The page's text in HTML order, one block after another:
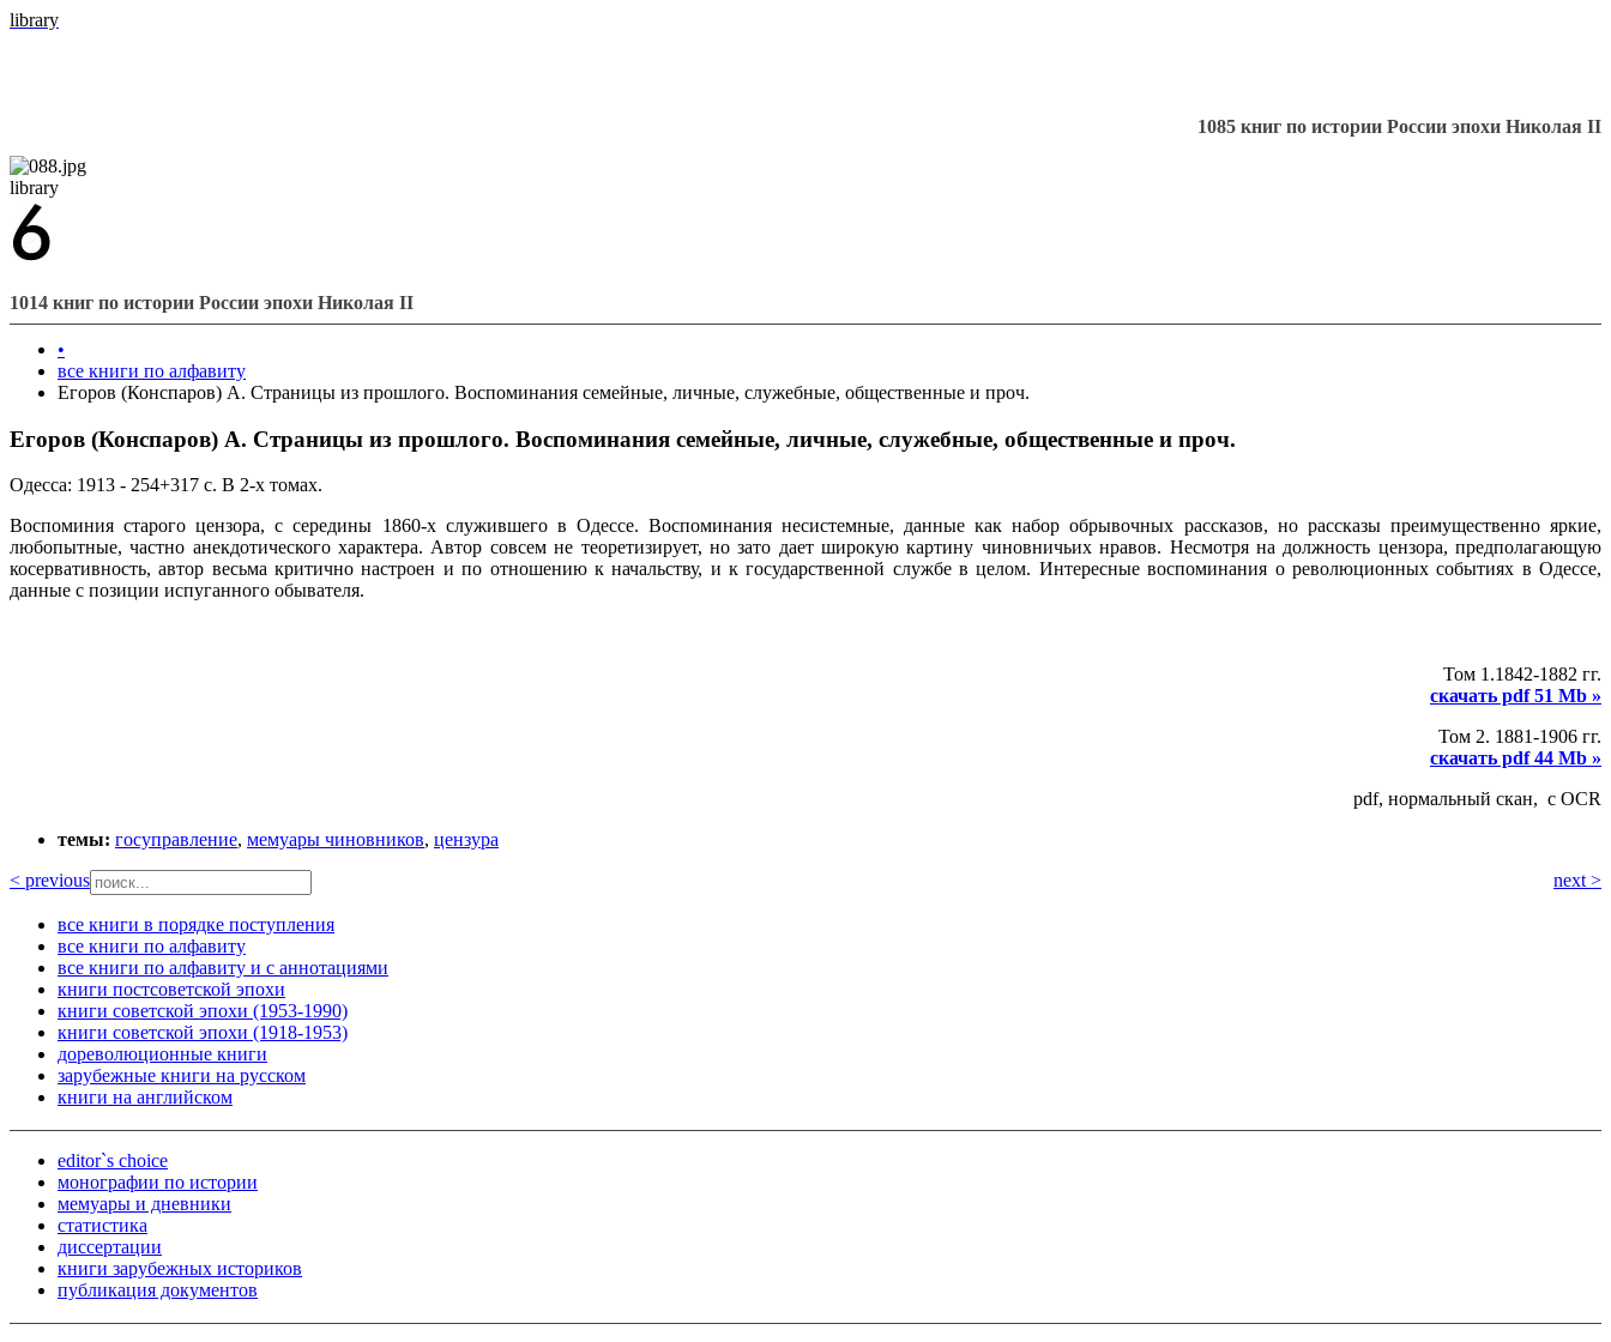
library
1085 книг по истории России эпохи Николая II
library
1014 книг по истории России эпохи Николая II
•
все книги по алфавиту
Егоров (Конспаров) А. Страницы из прошлого. Воспоминания семейные, личные, служебные, общественные и проч.
Егоров (Конспаров) А. Страницы из прошлого. Воспоминания семейные, личные, служебные, общественные и проч.
Одесса: 1913 - 254+317 с. В 2-х томах.
Воспоминия старого цензора, с середины 1860-х служившего в Одессе. Воспоминания несистемные, данные как набор обрывочных рассказов, но рассказы преимущественно яркие,
любопытные, частно анекдотического характера. Автор совсем не теоретизирует, но зато дает широкую картину чиновничьих нравов. Несмотря на должность цензора, предполагающую
косервативность, автор весьма критично настроен и по отношению к начальству, и к государственной службе в целом. Интересные воспоминания о революционных событиях в Одессе,
данные с позиции испуганного обывателя.
Том 1.1842-1882 гг.
скачать pdf 51 Mb »
Том 2. 1881-1906 гг.
скачать pdf 44 Mb »
pdf, нормальный скан, с OCR
темы: госуправление, мемуары чиновников, цензура
< previous
next >
все книги в порядке поступления
все книги по алфавиту
все книги по алфавиту и с аннотациями
книги постсоветской эпохи
книги советской эпохи (1953-1990)
книги советской эпохи (1918-1953)
дореволюционные книги
зарубежные книги на русском
книги на английском
editor`s choice
монографии по истории
мемуары и дневники
статистика
диссертации
книги зарубежных историков
публикация документов